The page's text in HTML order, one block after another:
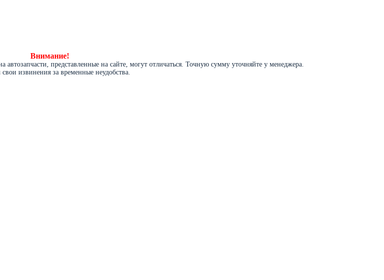
Внимание!
представленные на сайте, могут отличаться. Точную сумму уточняйте у менеджера.
извинения за временные неудобства.